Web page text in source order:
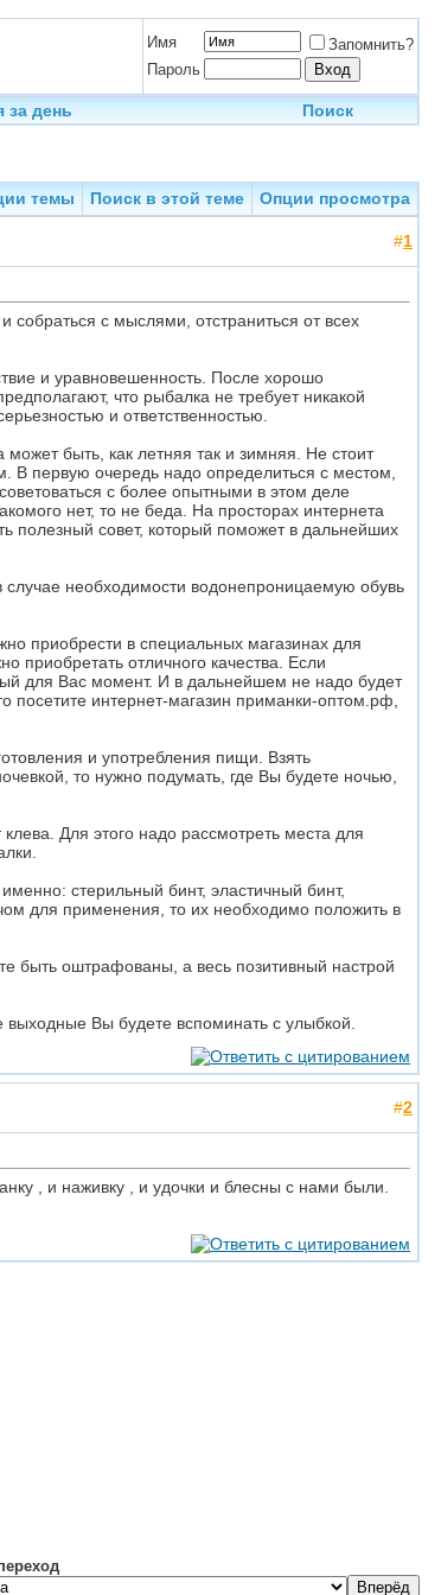
Имя
Запомнить?
Пароль
за день Поиск
темы Поиск в этой теме
Опции просмотра
#1
с мыслями, отстраниться от всех
и уравновешенность. После хорошо
что рыбалка не требует никакой
и ответственностью.
быть, как летняя так и зимняя. Не стоит
первую очередь надо определиться с местом,
с более опытными в этом деле
нет, то не беда. На просторах интернета
полезный совет, который поможет в дальнейших
необходимости водонепроницаемую обувь
приобрести в специальных магазинах для
приобретать отличного качества. Если
для Вас момент. И в дальнейшем не надо будет
то посетите интернет-магазин приманки-оптом.рф,
и употребления пищи. Взять
то нужно подумать, где Вы будете ночью,
Для этого надо рассмотреть места для
стерильный бинт, эластичный бинт,
для применения, то их необходимо положить в
быть оштрафованы, а весь позитивный настрой
Вы будете вспоминать с улыбкой.
#2
, и наживку , и удочки и блесны с нами были.